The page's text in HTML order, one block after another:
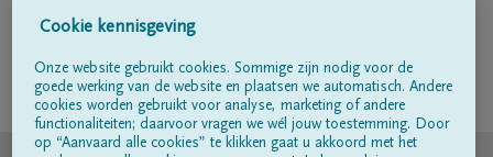
Volg ons op
Cookie kennisgeving
Onze website gebruikt cookies. Sommige zijn nodig voor de
goede werking van de website en plaatsen we automatisch. Andere
cookies worden gebruikt voor analyse, marketing of andere
functionaliteiten; daarvoor vragen we wél jouw toestemming. Door
op “Aanvaard alle cookies” te klikken gaat u akkoord met het